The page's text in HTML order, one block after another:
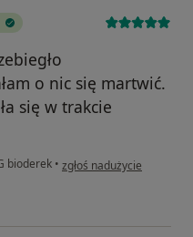
o nic się martwić.
się w trakcie
bioderek • w opinii użytkownika MGK
zgłoś nadużycie